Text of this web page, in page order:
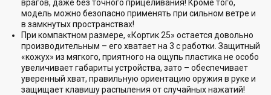
врагов, даже без точного прицеливания! Кроме того,
модель можно безопасно применять при сильном ветре и
в замкнутых пространствах!
При компактном размере, «Кортик 25» остается довольно
производительным – его хватает на 3 с работки. Защитный
«кожух» из мягкого, приятного на ощупь пластика не особо
увеличивает габариты устройства, зато – обеспечивает
уверенный хват, правильную ориентацию оружия в руке и
защищает клавишу распыления от случайных нажатий!